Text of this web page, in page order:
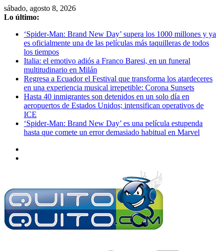
Saltar
al
sábado, agosto 8, 2026
Lo último:
‘Spider-Man: Brand New Day’ supera los 1000 millones y ya
es oficialmente una de las películas más taquilleras de todos
los tiempos
Italia: el emotivo adiós a Franco Baresi, en un funeral
multitudinario en Milán
Regresa a Ecuador el Festival que transforma los atardeceres
en una experiencia musical irrepetible: Corona Sunsets
Hasta 40 inmigrantes son detenidos en un solo día en
aeropuertos de Estados Unidos; intensifican operativos de
ICE
‘Spider-Man: Brand New Day’ es una película estupenda
hasta que comete un error demasiado habitual en Marvel